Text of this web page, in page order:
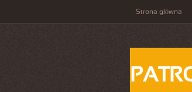
Strona główna